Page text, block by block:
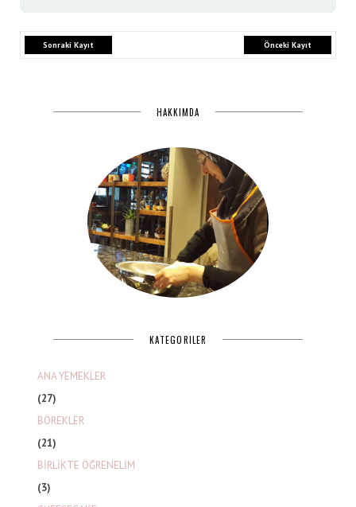
Sonraki Kayıt Önceki Kayıt
HAKKIMDA
KATEGORILER
ANA YEMEKLER
(27)
BÖREKLER
(21)
BİRLİKTE ÖĞRENELİM
(3)